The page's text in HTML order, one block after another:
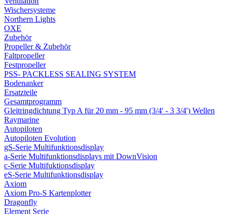
Wischersysteme
Northern Lights
OXE
Zubehör
Propeller & Zubehör
Faltpropeller
Festpropeller
PSS- PACKLESS SEALING SYSTEM
Bodenanker
Ersatzteile
Gesamtprogramm
Gleitringdichtung Typ A für 20 mm - 95 mm (3/4' - 3 3/4') Wellen
Raymarine
Autopiloten
Autopiloten Evolution
gS-Serie Multifunktionsdisplay
a-Serie Multifunktionsdisplays mit DownVision
c-Serie Multifuktionsdisplay
eS-Serie Multifunktionsdisplay
Axiom
Axiom Pro-S Kartenplotter
Dragonfly
Element Serie